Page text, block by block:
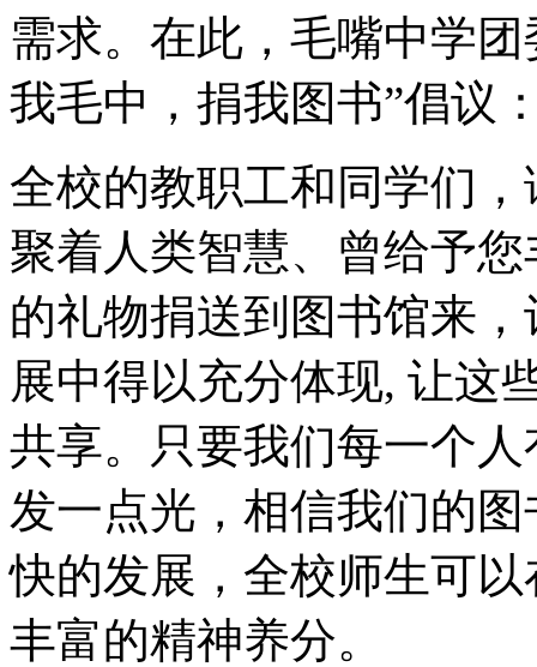
需求。在此，毛嘴中学
我毛中，捐我图书”倡议
全校的教职工和同学们
聚着人类智慧、曾给予
的礼物捐送到图书馆来
展中得以充分体现, 让这
共享。只要我们每一个
发一点光，相信我们的
快的发展，全校师生可
丰富的精神养分。